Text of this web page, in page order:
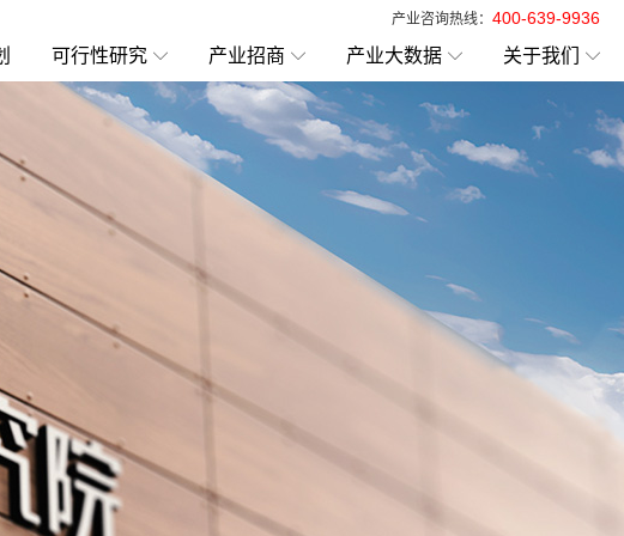
产业咨询热线： 400-639-9936
可行性研究 产业招商 产业大数据 关于我们